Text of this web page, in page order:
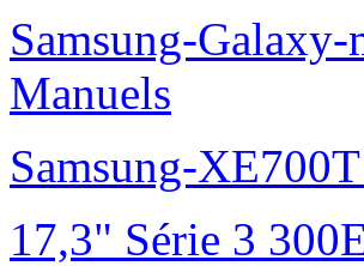
Samsung-
Manuels
Samsung-
17,3" Série 3